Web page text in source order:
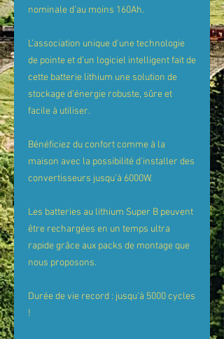
nominale d’au moins 160Ah.
L’association unique d’une technologie
de pointe et d’un logiciel intelligent fait de
cette batterie lithium une solution de
stockage d’énergie robuste, sûre et
facile à utiliser.
Bénéficiez du confort comme à la
maison avec la possibilitéd'installer des
convertisseurs jusqu'à 6000W.
Les batteries au lithium Super B peuvent
être rechargées en un temps ultra
rapide grâce aux packs de montage que
nous proposons.
Durée de vie record : jusqu'à 5000 cycles
!